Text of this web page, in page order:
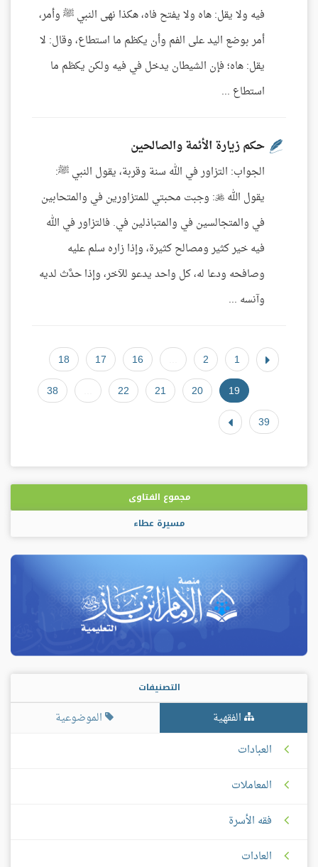
فيه ولا يقل: هاه ولا يفتح فاه، هكذا نهى النبي ﷺ وأمر،
أمر بوضع اليد على الفم وأن يكظم ما استطاع، وقال: لا
يقل: هاه؛ فإن الشيطان يدخل في فيه ولكن يكظم ما
استطاع ...
حكم زيارة الأئمة والصالحين
الجواب: التزاور في الله سنة وقربة، يقول النبي ﷺ:
يقول الله : وجبت محبتي للمتزاورين في والمتحابين
في والمتجالسين في والمتباذلين في. فالتزاور في الله
فيه خير كثير ومصالح كثيرة، وإذا زاره سلم عليه
وصافحه ودعا له، كل واحد يدعو للآخر، وإذا حدَّث لديه
وآنسه ...
1
2
16
17
18
19
20
21
22
38
39
مجموع الفتاوى
مسيرة عطاء
التصنيفات
الفقهية
الموضوعية
العبادات
المعاملات
فقه الأسرة
العادات